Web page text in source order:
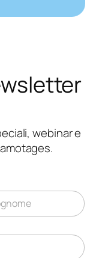
webinar e